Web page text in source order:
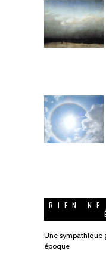
RIEN NE
Une sympathique
époque